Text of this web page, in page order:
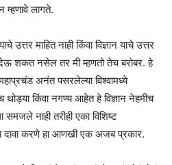
म्हणावे लागते.
उत्तर माहित नाही किंवा विज्ञान याचे उत्तर
शकत नसेल तर मी म्हणतो तेच बरोबर. हे
अनंत पसरलेल्या विश्वामध्ये
थोड्या किंवा नगण्य आहेत हे विज्ञान नेहमीच
नाही तरीही एका विशिष्ट
दावा करणे हा आणखी एक अजब प्रकार.